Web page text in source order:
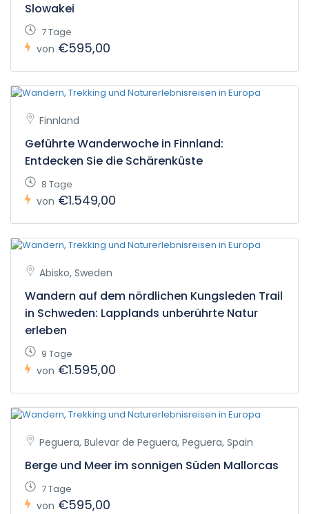
Slowakei
7 Tage
von €595,00
Finnland
Geführte Wanderwoche in Finnland:
Entdecken Sie die Schärenküste
8 Tage
von €1.549,00
Abisko, Sweden
Wandern auf dem nördlichen Kungsleden Trail
in Schweden: Lapplands unberührte Natur
erleben
9 Tage
von €1.595,00
Peguera, Bulevar de Peguera, Peguera, Spain
Berge und Meer im sonnigen Süden Mallorcas
7 Tage
von €595,00